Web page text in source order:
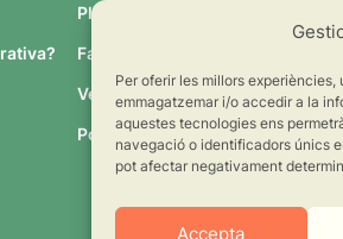
Per oferir les millors
emmagatzemar i/o accedir a la
aquestes tecnologies ens
navegació o identificadors únics
pot afectar negativament
Accepta
Planeses
Família Torres
Verdcamp Fruits
Pomona Fruits